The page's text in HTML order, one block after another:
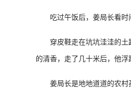
吃过午饭后，姜局长看
穿皮鞋走在坑坑洼洼的土路
的清香，走了几十米后，他浮
姜局长是地地道道的农村孩